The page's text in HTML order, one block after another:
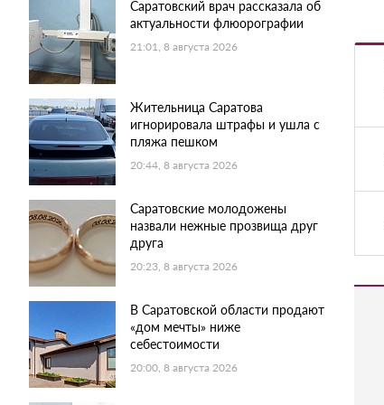
Саратовский врач рассказала об
актуальности флюорографии
21:01, 8 августа 2026
Жительница Саратова
игнорировала штрафы и ушла с
пляжа пешком
20:44, 8 августа 2026
Саратовские молодожены
назвали нежные прозвища друг
друга
20:23, 8 августа 2026
В Саратовской области продают
«дом мечты» ниже
себестоимости
20:00, 8 августа 2026